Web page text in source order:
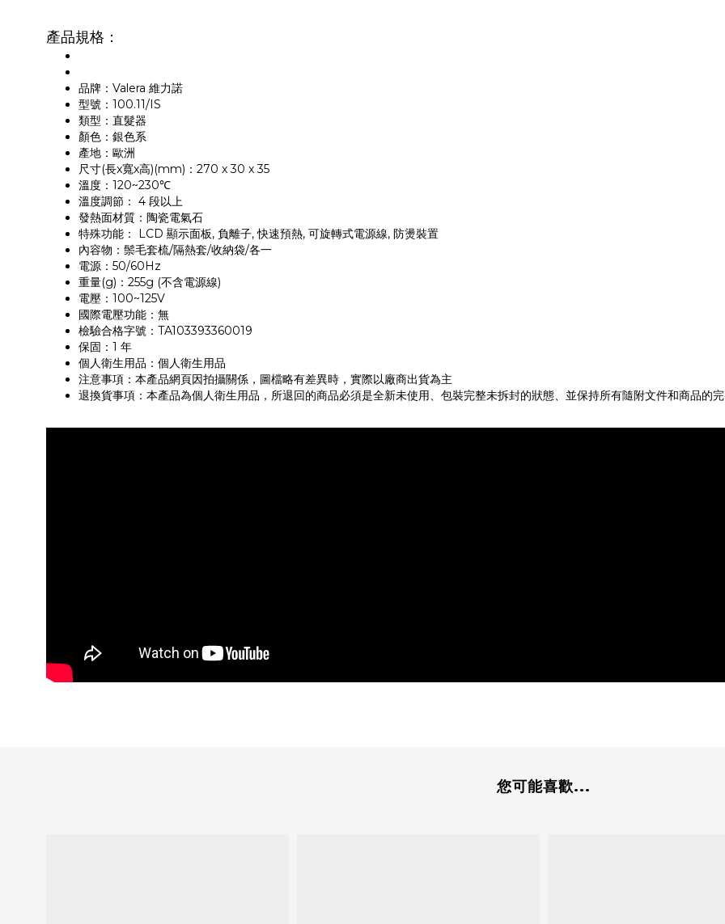
產品規格：
品牌：Valera 維力諾
型號：100.11/IS
類型：直髮器
顏色：銀色系
產地：歐洲
尺寸(長x寬x高)(mm)：270 x 30 x 35
溫度：120~230℃
溫度調節： 4 段以上
發熱面材質：陶瓷電氣石
特殊功能： LCD 顯示面板, 負離子, 快速預熱, 可旋轉式電源線, 防燙裝置
內容物：鬃毛套梳/隔熱套/收納袋/各一
電源：50/60Hz
重量(g)：255g (不含電源線)
電壓：100~125V
國際電壓功能：無
檢驗合格字號：TA103393360019
保固：1 年
個人衛生用品：個人衛生用品
注意事項：本產品網頁因拍攝關係，圖檔略有差異時，實際以廠商出貨為主
退換貨事項：本產品為個人衛生用品，所退回的商品必須是全新未使用、包裝完整未拆封的狀態、並保持所有隨附文件和商品的
您可能喜歡...